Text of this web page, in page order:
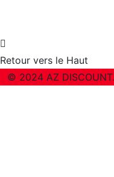
Retour vers le Haut
© 2024 AZ